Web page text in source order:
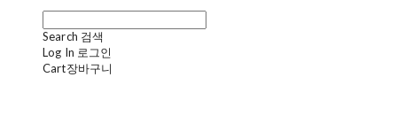
Search 검색
Log In 로그인
Cart장바구니